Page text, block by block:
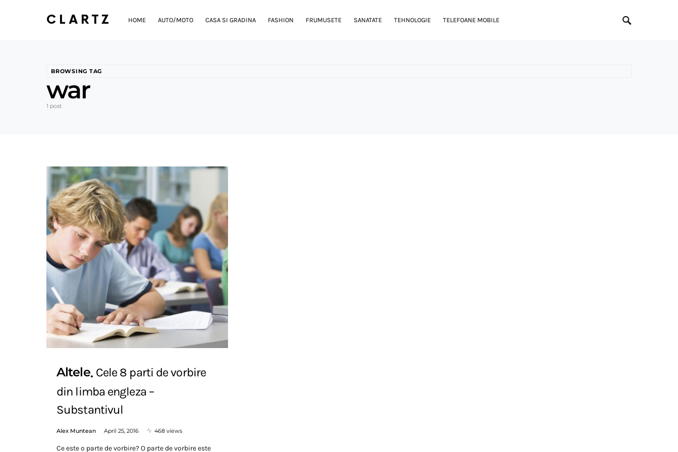
CLARTZ HOME AUTO/MOTO CASA SI GRADINA FASHION FRUMUSETE SANATATE TEHNOLOGIE TELEFOANE MOBILE
BROWSING TAG
war
1 post
Altele Cele 8 parti de vorbire
din limba engleza –
Substantivul
Alex Muntean April 25, 2016 468 views
Ce este o parte de vorbire? O parte de vorbire este